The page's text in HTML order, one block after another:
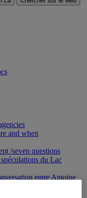
and when
/seven questions
du Lac
entre Antoine